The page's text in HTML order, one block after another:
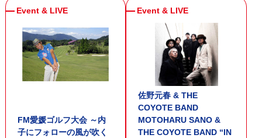
FM愛媛ゴルフ大会 ～内
子にフォローの風が吹く
佐野元春 & THE
COYOTE BAND
MOTOHARU SANO &
THE COYOTE BAND “IN